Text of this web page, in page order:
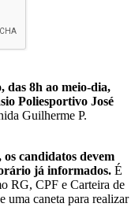
das 8h ao meio-dia,
Poliesportivo José
Guilherme P.
candidatos devem
já informados. É
RG, CPF e Carteira de
uma caneta para realizar